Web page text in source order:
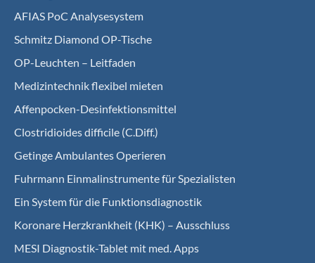
AFIAS PoC Analysesystem
Schmitz Diamond OP-Tische
OP-Leuchten – Leitfaden
Medizintechnik flexibel mieten
Affenpocken-Desinfektionsmittel
Clostridioides difficile (C.Diff.)
Getinge Ambulantes Operieren
Fuhrmann Einmalinstrumente für Spezialisten
Ein System für die Funktionsdiagnostik
Koro­nare Herz­krank­heit (KHK) – Ausschluss
MESI Diagnostik-Tablet mit med. Apps